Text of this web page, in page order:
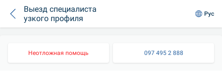
Выезд специалиста
узкого профиля
Рус
Неотложная помощь 097 495 2 888